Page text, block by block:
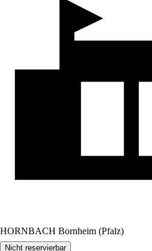
HORNBACH Bornheim (Pfalz)
Nicht reservierbar